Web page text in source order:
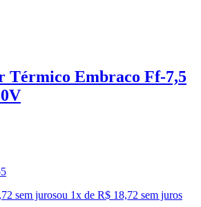
Térmico Embraco Ff-7,5
sem jurosou 1x de R$ 18,72 sem juros